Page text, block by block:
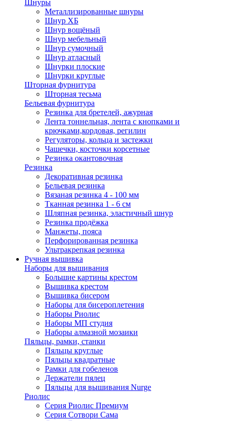
Шнуры
Металлизированные шнуры
Шнур ХБ
Шнур вощёный
Шнур мебельный
Шнур сумочный
Шнур атласный
Шнурки плоские
Шнурки круглые
Шторная фурнитура
Шторная тесьма
Бельевая фурнитура
Резинка для бретелей, ажурная
Лента тоннельная, лента с кнопками и
крючками,кордовая, регилин
Регуляторы, кольца и застежки
Чашечки, косточки корсетные
Резинка окантовочная
Резинка
Декоративная резинка
Бельевая резинка
Вязаная резинка 4 - 100 мм
Тканная резинка 1 - 6 см
Шляпная резинка, эластичный шнур
Резинка продёжка
Манжеты, пояса
Перфорированная резинка
Ультракрепкая резинка
Ручная вышивка
Наборы для вышивания
Большие картины крестом
Вышивка крестом
Вышивка бисером
Наборы для бисероплетения
Наборы Риолис
Наборы МП студия
Наборы алмазной мозаики
Пяльцы, рамки, станки
Пяльцы круглые
Пяльцы квадратные
Рамки для гобеленов
Держатели пялец
Пяльцы для вышивания Nurge
Риолис
Серия Риолис Премиум
Серия Сотвори Сама